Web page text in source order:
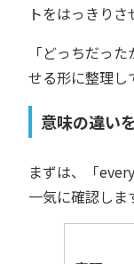
トをはっきりさ
「どっちだっ
せる形に整理し
意味の違い
まずは、「
一気に確認しま